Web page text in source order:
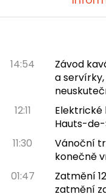
14:54
Závod
a
12:11
Elektrické
Hauts-de-
11:30
Vánoční
konečně
01:47
Zatmění
zatmění